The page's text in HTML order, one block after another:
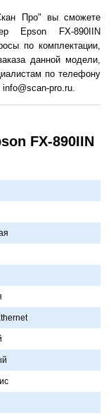
Про" вы сможете
Epson FX-890IIN
по комплектации,
данной модели,
по телефону
pro.ru.
FX-890IIN